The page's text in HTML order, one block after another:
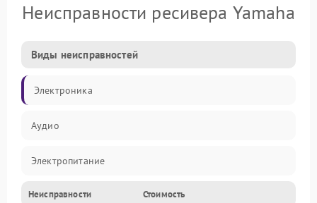
Неисправности ресивера Yamaha
Виды неисправностей
Электроника
Аудио
Электропитание
Интерфейсы
Неисправности Стоимость